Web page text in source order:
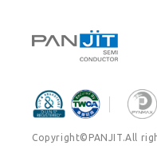
Copyright©PANJIT.All